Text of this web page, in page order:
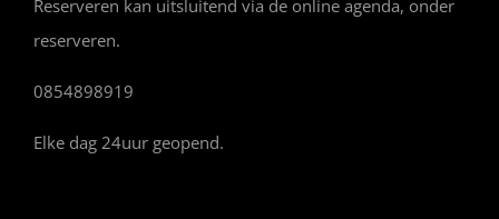
Reserveren kan uitsluitend via de online agenda, onder
reserveren.
0854898919
Elke dag 24uur geopend.